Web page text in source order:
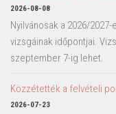
2026-08-08
Nyilvánosak a 2026/
vizsgáinak időpontjai.
szeptember 7-ig lehet.
Közzétették a felvételi
2026-07-23